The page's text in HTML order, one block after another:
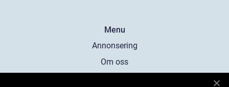
Menu
Annonsering
Om oss